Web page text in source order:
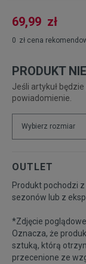
0 zł cena
69,99 zł
PRODUKT
Jeśli artykuł
powiadomienie.
Wybierz rozmiar
XS
M
OUTLET
Produkt pochodzi
sezonów lub z
*Zdjęcie poglądowe
Oznacza, że
sztuką, którą
przecenione ze